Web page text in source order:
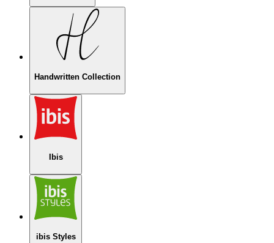
Handwritten Collection
Ibis
ibis Styles